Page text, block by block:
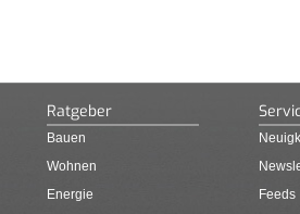
Ratgeber
Bauen
Wohnen
Energie
Feeds